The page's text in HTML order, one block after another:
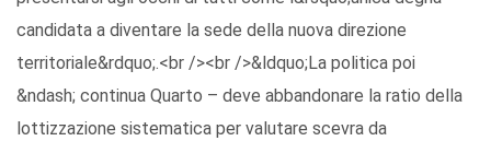
candidata a diventare la sede della nuova direzione
territoriale&rdquo;.<br /><br />&ldquo;La politica poi
&ndash; continua Quarto – deve abbandonare la ratio della
lottizzazione sistematica per valutare scevra da